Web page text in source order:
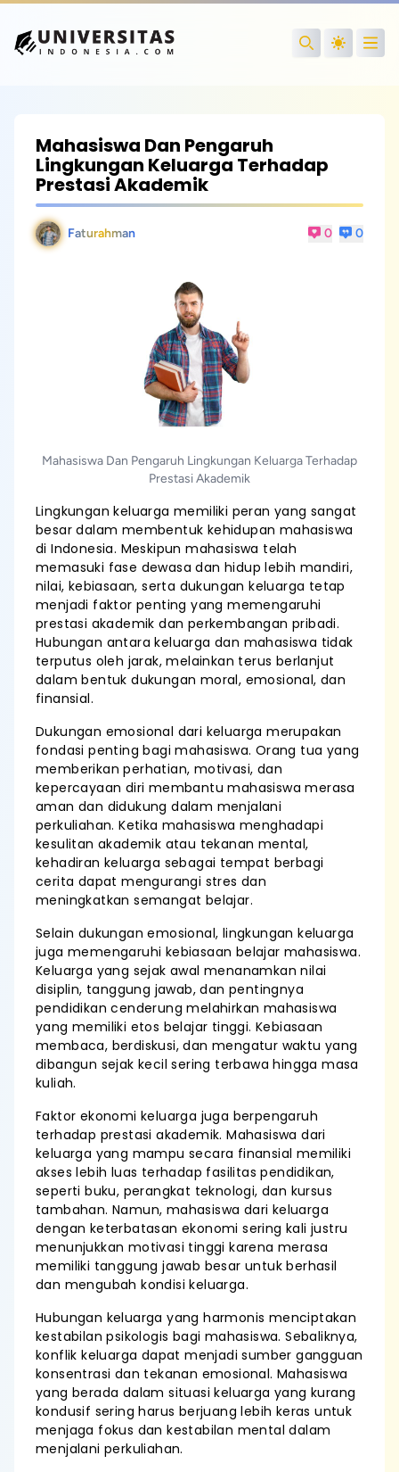
Search
Mahasiswa Dan Pengaruh
Lingkungan Keluarga Terhadap
Prestasi Akademik
Faturahman 0 0
Mahasiswa Dan Pengaruh Lingkungan Keluarga Terhadap
Prestasi Akademik
Lingkungan keluarga memiliki peran yang sangat
besar dalam membentuk kehidupan mahasiswa
di Indonesia. Meskipun mahasiswa telah
memasuki fase dewasa dan hidup lebih mandiri,
nilai, kebiasaan, serta dukungan keluarga tetap
menjadi faktor penting yang memengaruhi
prestasi akademik dan perkembangan pribadi.
Hubungan antara keluarga dan mahasiswa tidak
terputus oleh jarak, melainkan terus berlanjut
dalam bentuk dukungan moral, emosional, dan
finansial.
Dukungan emosional dari keluarga merupakan
fondasi penting bagi mahasiswa. Orang tua yang
memberikan perhatian, motivasi, dan
kepercayaan diri membantu mahasiswa merasa
aman dan didukung dalam menjalani
perkuliahan. Ketika mahasiswa menghadapi
kesulitan akademik atau tekanan mental,
kehadiran keluarga sebagai tempat berbagi
cerita dapat mengurangi stres dan
meningkatkan semangat belajar.
Selain dukungan emosional, lingkungan keluarga
juga memengaruhi kebiasaan belajar mahasiswa.
Keluarga yang sejak awal menanamkan nilai
disiplin, tanggung jawab, dan pentingnya
pendidikan cenderung melahirkan mahasiswa
yang memiliki etos belajar tinggi. Kebiasaan
membaca, berdiskusi, dan mengatur waktu yang
dibangun sejak kecil sering terbawa hingga masa
kuliah.
Faktor ekonomi keluarga juga berpengaruh
terhadap prestasi akademik. Mahasiswa dari
keluarga yang mampu secara finansial memiliki
akses lebih luas terhadap fasilitas pendidikan,
seperti buku, perangkat teknologi, dan kursus
tambahan. Namun, mahasiswa dari keluarga
dengan keterbatasan ekonomi sering kali justru
menunjukkan motivasi tinggi karena merasa
memiliki tanggung jawab besar untuk berhasil
dan mengubah kondisi keluarga.
Hubungan keluarga yang harmonis menciptakan
kestabilan psikologis bagi mahasiswa. Sebaliknya,
konflik keluarga dapat menjadi sumber gangguan
konsentrasi dan tekanan emosional. Mahasiswa
yang berada dalam situasi keluarga yang kurang
kondusif sering harus berjuang lebih keras untuk
menjaga fokus dan kestabilan mental dalam
menjalani perkuliahan.